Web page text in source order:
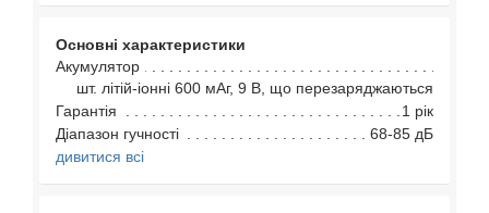
Основні характеристики
Акумулятор
шт. літій-іонні 600 мАг, 9 В, що перезаряджаються
Гарантія
1 рік
Діапазон гучності
68-85 дБ
дивитися всі